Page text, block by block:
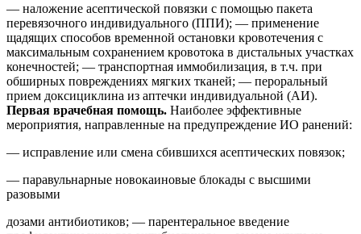
— наложение асептической повязки с помощью пакета
перевязочного индивидуального (ППИ); — применение
щадящих способов временной остановки кровотечения с
максимальным сохранением кровотока в дистальных участках
конечностей; — транспортная иммобилизация, в т.ч. при
обширных повреждениях мягких тканей; — пероральный
прием доксициклина из аптечки индивидуальной (АИ).
Первая врачебная помощь. Наиболее эффективные
мероприятия, направленные на предупреждение ИО ранений:
— исправление или смена сбившихся асептических повязок;
— паравульнарные новокаиновые блокады с высшими
разовыми
дозами антибиотиков; — парентеральное введение